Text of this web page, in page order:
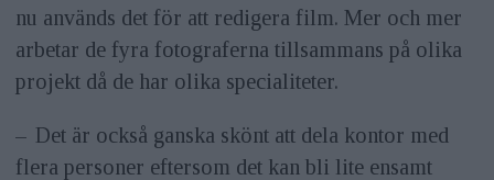
nu används det för att redigera film. Mer och mer
arbetar de fyra fotograferna tillsammans på olika
projekt då de har olika specialiteter.
– Det är också ganska skönt att dela kontor med
flera personer eftersom det kan bli lite ensamt